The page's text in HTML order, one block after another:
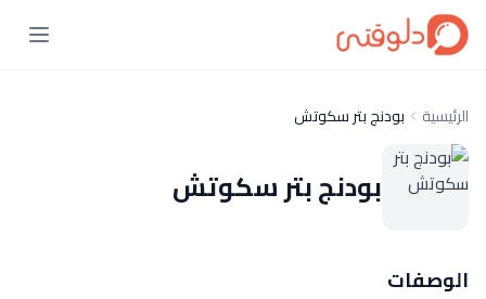
الرئيسية بودنج بتر سكوتش
بودنج بتر سكوتش
الوصفات